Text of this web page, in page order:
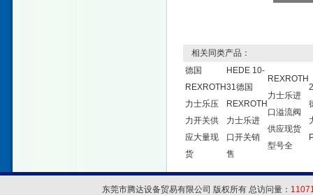
相关同类产品：
德国
REXROTH
力士乐压
力开关供
应大量现
货
HEDE 10-
31德国
REXROTH
力士乐进
口开关销
售
REXROTH
力士乐进
口溢流阀
供应现货
型号全
东莞市腾达设备贸易有限公司 版权所有 总访问量：